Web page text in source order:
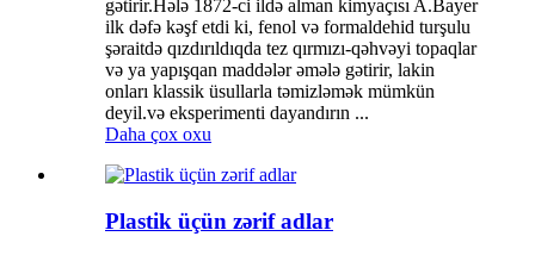
gətirir.Hələ 1872-ci ildə alman kimyaçısı A.Bayer
ilk dəfə kəşf etdi ki, fenol və formaldehid turşulu
şəraitdə qızdırıldıqda tez qırmızı-qəhvəyi topaqlar
və ya yapışqan maddələr əmələ gətirir, lakin
onları klassik üsullarla təmizləmək mümkün
deyil.və eksperimenti dayandırın ...
Daha çox oxu
Plastik üçün zərif adlar